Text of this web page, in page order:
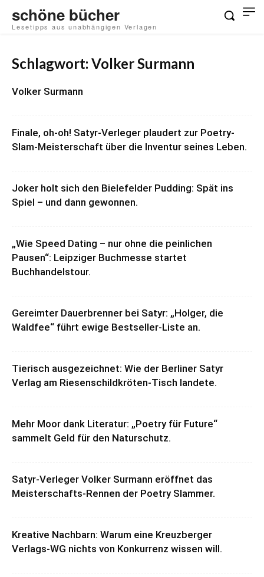
schöne bücher
Lesetipps aus unabhängigen Verlagen
Schlagwort: Volker Surmann
Volker Surmann
Finale, oh-oh! Satyr-Verleger plaudert zur Poetry-
Slam-Meisterschaft über die Inventur seines Leben.
Joker holt sich den Bielefelder Pudding: Spät ins
Spiel – und dann gewonnen.
„Wie Speed Dating – nur ohne die peinlichen
Pausen“: Leipziger Buchmesse startet
Buchhandelstour.
Gereimter Dauerbrenner bei Satyr: „Holger, die
Waldfee“ führt ewige Bestseller-Liste an.
Tierisch ausgezeichnet: Wie der Berliner Satyr
Verlag am Riesenschildkröten-Tisch landete.
Mehr Moor dank Literatur: „Poetry für Future“
sammelt Geld für den Naturschutz.
Satyr-Verleger Volker Surmann eröffnet das
Meisterschafts-Rennen der Poetry Slammer.
Kreative Nachbarn: Warum eine Kreuzberger
Verlags-WG nichts von Konkurrenz wissen will.